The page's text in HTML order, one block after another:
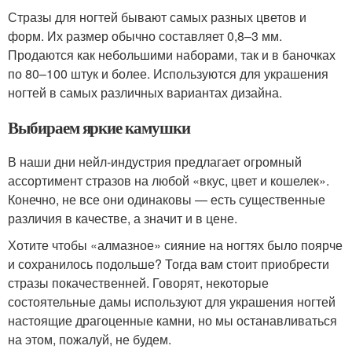
Стразы для ногтей бывают самых разных цветов и
форм. Их размер обычно составляет 0,8–3 мм.
Продаются как небольшими наборами, так и в баночках
по 80–100 штук и более. Используются для украшения
ногтей в самых различных вариантах дизайна.
Выбираем яркие камушки
В наши дни нейл-индустрия предлагает огромный
ассортимент стразов на любой «вкус, цвет и кошелек».
Конечно, не все они одинаковы — есть существенные
различия в качестве, а значит и в цене.
Хотите чтобы «алмазное» сияние на ногтях было поярче
и сохранилось подольше? Тогда вам стоит приобрести
стразы покачественней. Говорят, некоторые
состоятельные дамы используют для украшения ногтей
настоящие драгоценные камни, но мы останавливаться
на этом, пожалуй, не будем.